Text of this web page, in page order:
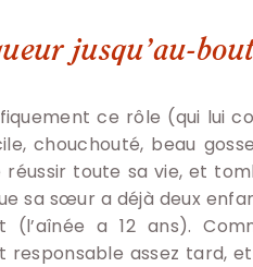
jusqu’au-
ce rôle (qui lui
chouchouté, beau
réussir toute sa vie, et
sa sœur a déjà deux
a 12 ans).
responsable assez tard,